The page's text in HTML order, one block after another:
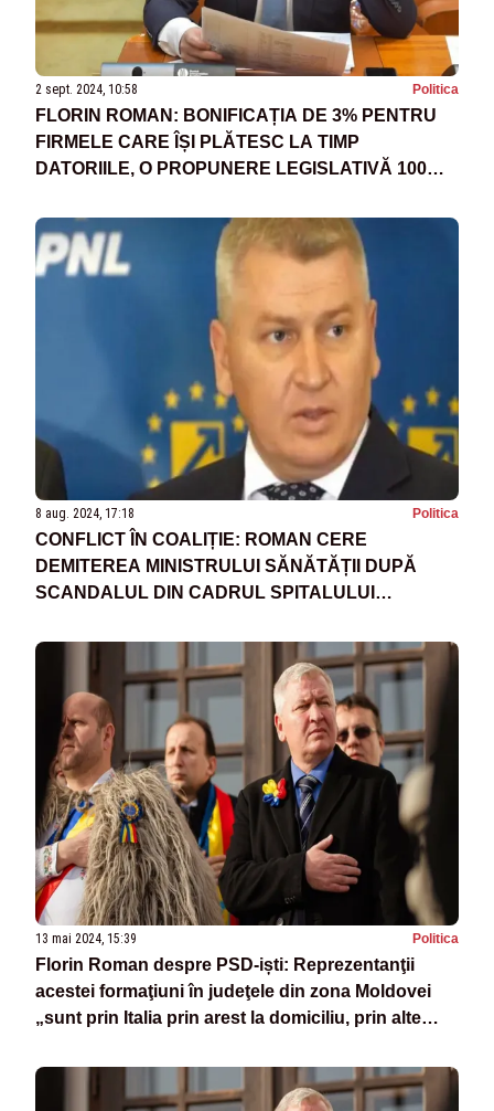
2 sept. 2024, 10:58 Politica
FLORIN ROMAN: BONIFICAȚIA DE 3% PENTRU
FIRMELE CARE ÎȘI PLĂTESC LA TIMP
DATORIILE, O PROPUNERE LEGISLATIVĂ 100%
8 aug. 2024, 17:18 Politica
CONFLICT ÎN COALIȚIE: ROMAN CERE
DEMITEREA MINISTRULUI SĂNĂTĂȚII DUPĂ
SCANDALUL DIN CADRUL SPITALULUI
13 mai 2024, 15:39 Politica
Florin Roman despre PSD-iști: Reprezentanţii
acestei formaţiuni în judeţele din zona Moldovei
„sunt prin Italia prin arest la domiciliu, prin alte
muncesc”